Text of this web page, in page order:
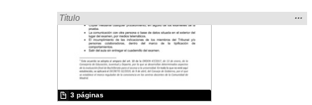
Encontrado «EvAU» en:
Título
la
…
3 páginas